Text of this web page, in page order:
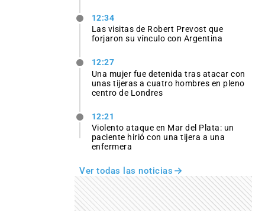
12:34
Las visitas de Robert Prevost que
forjaron su vínculo con Argentina
12:27
Una mujer fue detenida tras atacar con
unas tijeras a cuatro hombres en pleno
centro de Londres
12:21
Violento ataque en Mar del Plata: un
paciente hirió con una tijera a una
enfermera
Ver todas las noticias